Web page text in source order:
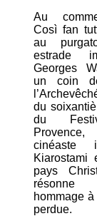
Au
Così fan
au
estrade
Georges
un coin
du
du
cinéaste
Kiarostami
pays
hommage
perdue.